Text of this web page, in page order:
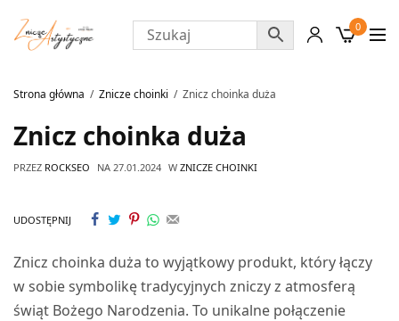
0
Strona główna Znicze choinki Znicz choinka duża
Znicz choinka duża
PRZEZ ROCKSEO NA 27.01.2024 W ZNICZE CHOINKI
UDOSTĘPNIJ
Znicz choinka duża to wyjątkowy produkt, który łączy
w sobie symbolikę tradycyjnych zniczy z atmosferą
świąt Bożego Narodzenia. To unikalne połączenie